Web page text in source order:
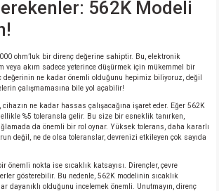
562K Modeli
ohm’luk bir direnç değerine sahiptir. Bu, elektronik
veya akım sadece yeterince düşürmek için mükemmel bir
ne kadar önemli olduğunu hepimiz biliyoruz, değil
çalışmamasına bile yol açabilir!
cihazın ne kadar hassas çalışacağına işaret eder. Eğer 562K
%5 toleransla gelir. Bu size bir esneklik tanırken,
da önemli bir rol oynar. Yüksek tolerans, daha kararlı
değil, ne de olsa toleranslar, devrenizi etkileyen çok sayıda
önemli nokta ise sıcaklık katsayısı. Dirençler, çevre
gösterebilir. Bu nedenle, 562K modelinin sıcaklık
dayanıklı olduğunu incelemek önemli. Unutmayın, direnç